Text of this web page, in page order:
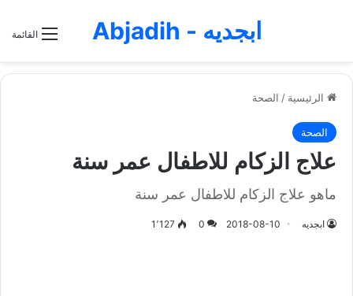
القائمة ابجديه - Abjadih
الرئيسية / الصحة
الصحة
علاج الزكام للاطفال عمر سنة
ماهو علاج الزكام للاطفال عمر سنة
ابجديه 2018-08-10
0 1٬127